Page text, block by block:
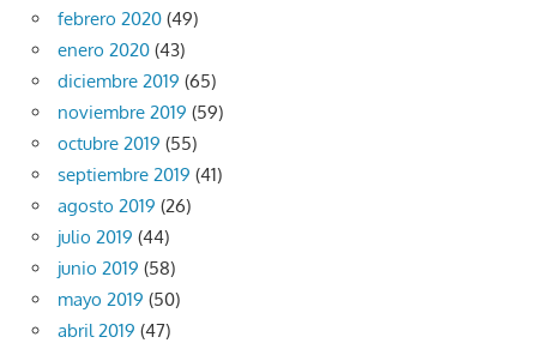
febrero 2020 (49)
enero 2020 (43)
diciembre 2019 (65)
noviembre 2019 (59)
octubre 2019 (55)
septiembre 2019 (41)
agosto 2019 (26)
julio 2019 (44)
junio 2019 (58)
mayo 2019 (50)
abril 2019 (47)